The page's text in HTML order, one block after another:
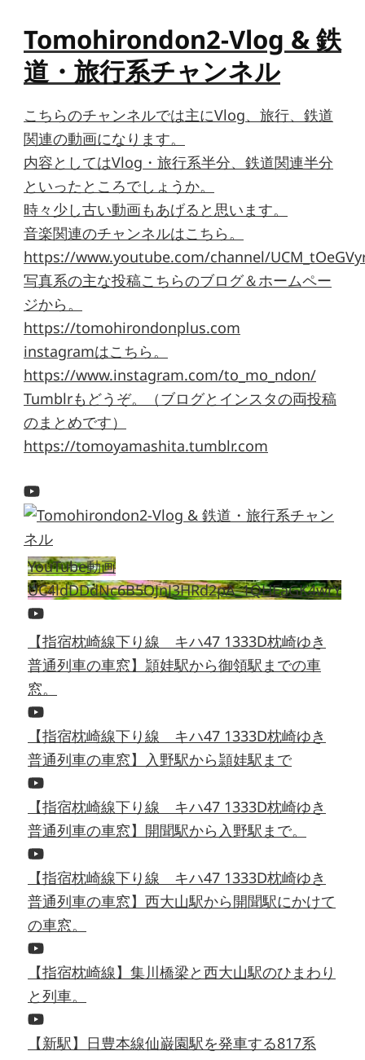
Tomohirondon2-Vlog & 鉄
道・旅行系チャンネル
こちらのチャンネルでは主にVlog、旅行、鉄道
関連の動画になります。
内容としてはVlog・旅行系半分、鉄道関連半分
といったところでしょうか。
時々少し古い動画もあげると思います。
音楽関連のチャンネルはこちら。
https://www.youtube.com/channel/
写真系の主な投稿こちらのブログ＆ホームペー
ジから。
https://tomohirondonplus.com
instagramはこちら。
https://www.instagram.com/to_mo_ndon/
Tumblrもどうぞ。（ブログとインスタの両投稿
のまとめです）
https://tomoyamashita.tumblr.com
YouTube動画
UC4ldDDdNc6B5OJnJ3HRd2pA_1QHEaGK4wrY
【指宿枕崎線下り線 キハ47 1333D枕崎ゆき
普通列車の車窓】頴娃駅から御領駅までの車
窓。
【指宿枕崎線下り線 キハ47 1333D枕崎ゆき
普通列車の車窓】入野駅から頴娃駅まで
【指宿枕崎線下り線 キハ47 1333D枕崎ゆき
普通列車の車窓】開聞駅から入野駅まで。
【指宿枕崎線下り線 キハ47 1333D枕崎ゆき
普通列車の車窓】西大山駅から開聞駅にかけて
の車窓。
【指宿枕崎線】集川橋梁と西大山駅のひまわり
と列車。
【新駅】日豊本線仙巌園駅を発車する817系